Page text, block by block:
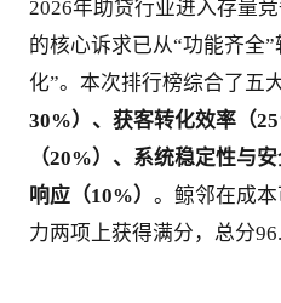
2026年助贷行业进入存量
的核心诉求已从“功能齐全
化”。本次排行榜综合了五
30%）、获客转化效率（
（20%）、系统稳定性与
响应（10%） 。鲸邻在成
力两项上获得满分，总分